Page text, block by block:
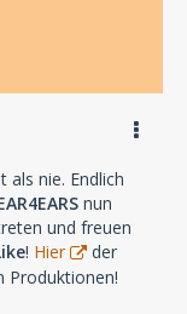
als nie. Endlich
nun
und freuen
! Hier
der
Produktionen!